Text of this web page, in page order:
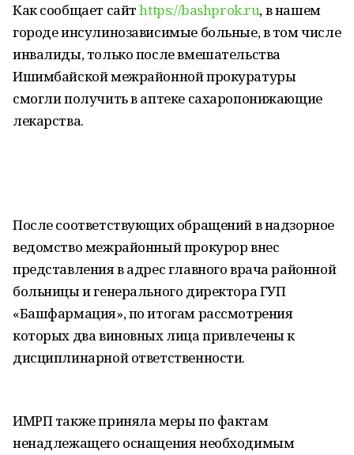
Как сообщает сайтhttps://bashprok.ru, в нашем
городе инсулинозависимые больные, в том числе
инвалиды, только после вмешательства
Ишимбайской межрайонной прокуратуры
смогли получить в аптеке сахаропонижающие
лекарства.
После соответствующих обращений в надзорное
ведомство межрайонный прокурор внес
представления в адрес главного врача районной
больницы и генерального директора ГУП
«Башфармация», по итогам рассмотрения
которых два виновных лица привлечены к
дисциплинарной ответственности.
ИМРП также приняла меры по фактам
ненадлежащего оснащения необходимым